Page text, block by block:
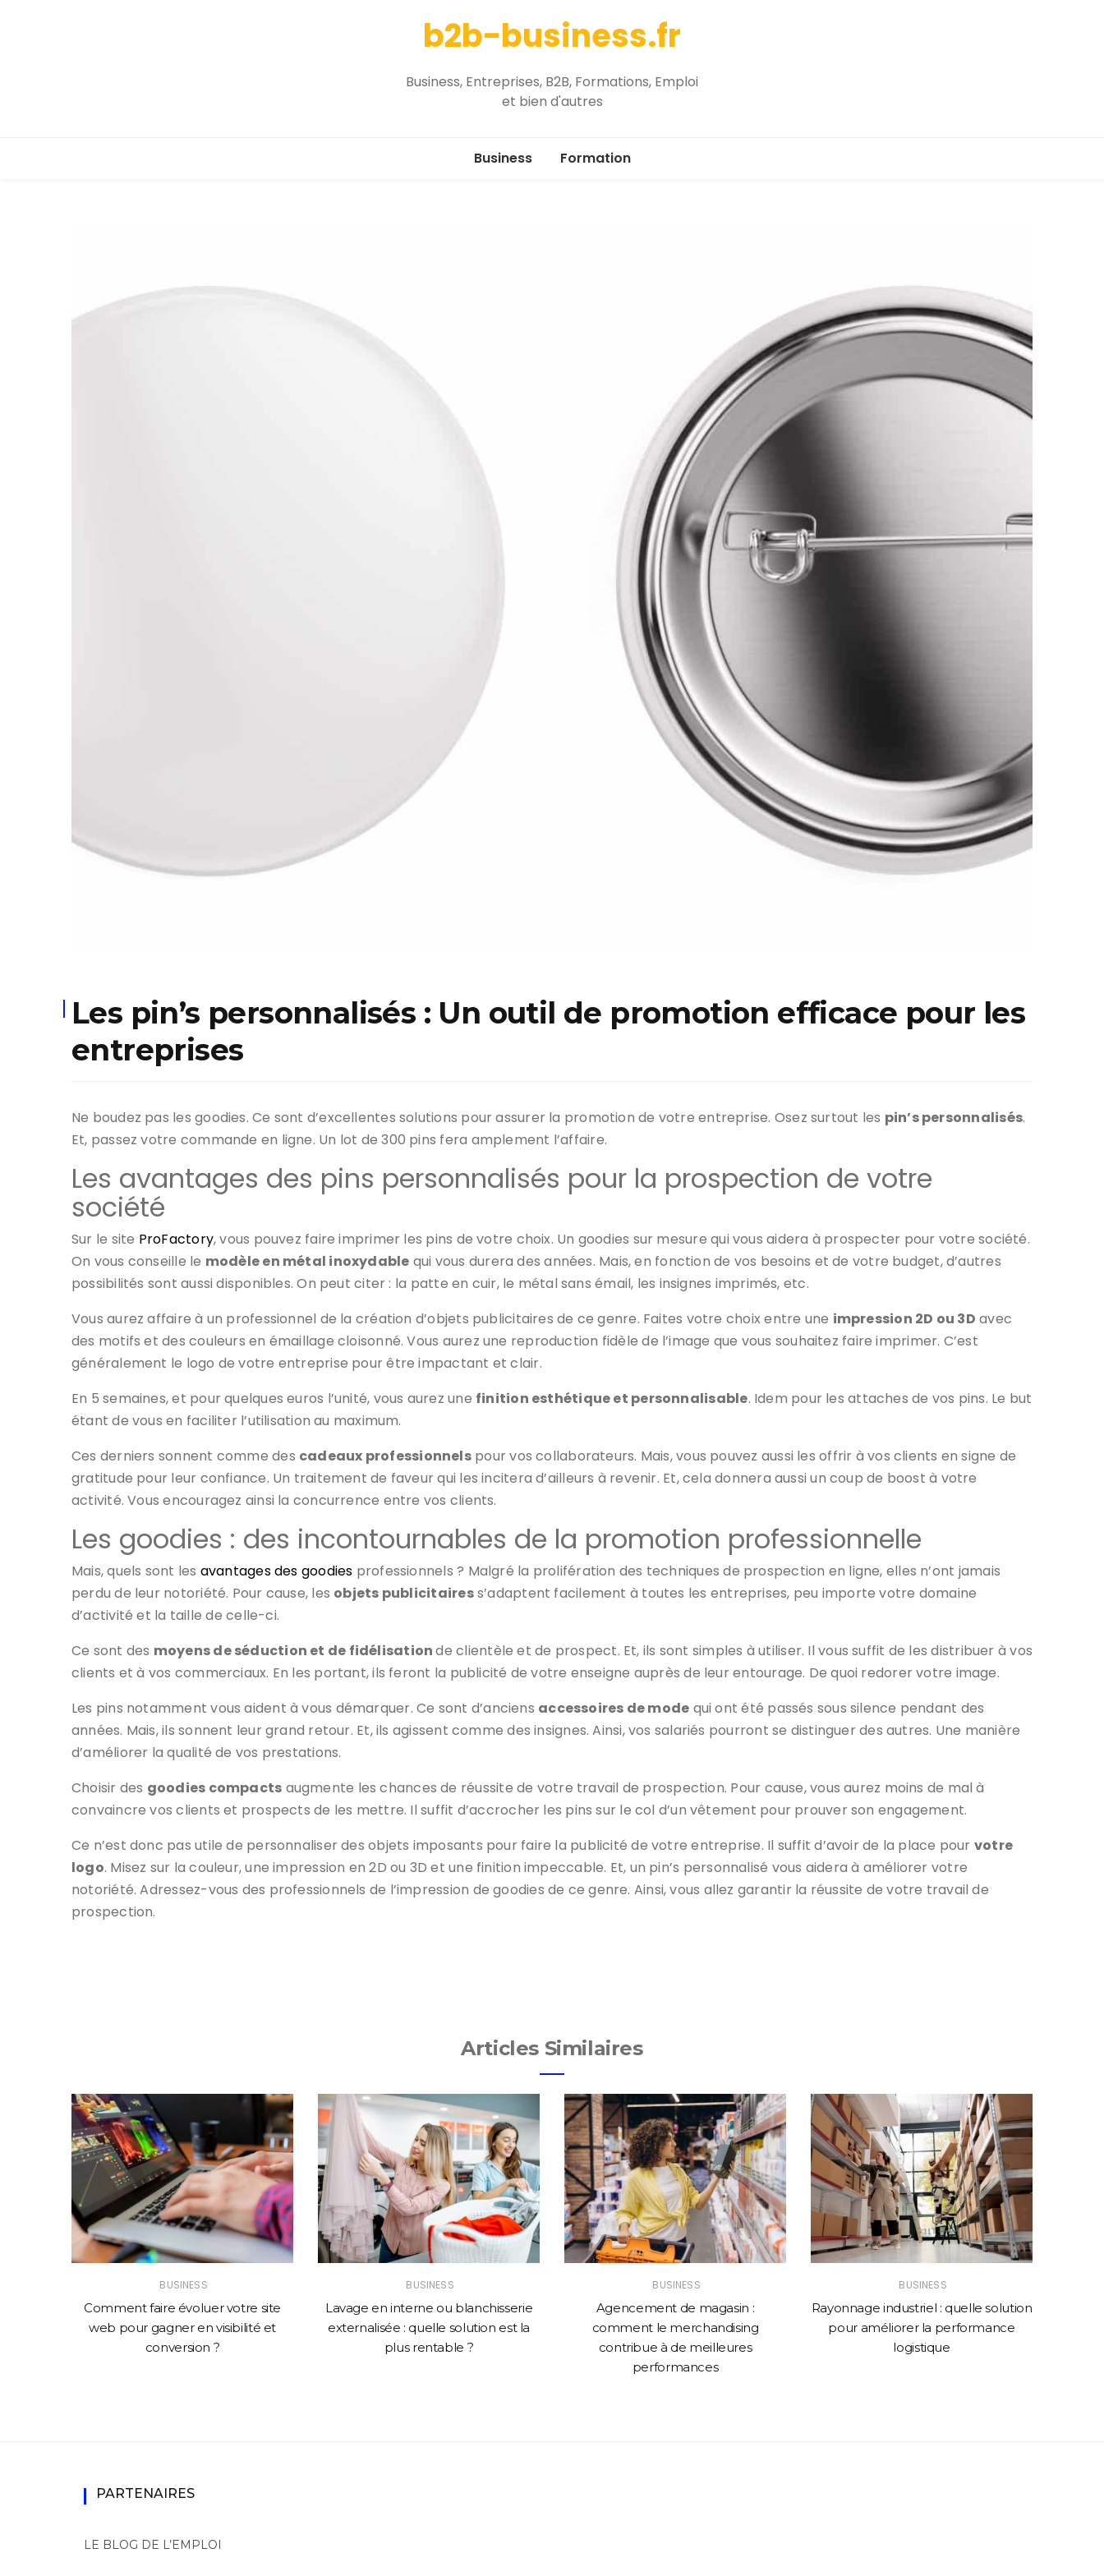
b2b-business.fr
Business, Entreprises, B2B, Formations, Emploi
et bien d'autres
Business Formation
Les pin’s personnalisés : Un outil de promotion efficace pour les
entreprises
Ne boudez pas les goodies. Ce sont d’excellentes solutions pour assurer la promotion de votre entreprise. Osez surtout les pin’s personnalisés.
Et, passez votre commande en ligne. Un lot de 300 pins fera amplement l’affaire.
Les avantages des pins personnalisés pour la prospection de votre
société
Sur le site ProFactory, vous pouvez faire imprimer les pins de votre choix. Un goodies sur mesure qui vous aidera à prospecter pour votre société.
On vous conseille le modèle en métal inoxydable qui vous durera des années. Mais, en fonction de vos besoins et de votre budget, d’autres
possibilités sont aussi disponibles. On peut citer : la patte en cuir, le métal sans émail, les insignes imprimés, etc.
Vous aurez affaire à un professionnel de la création d’objets publicitaires de ce genre. Faites votre choix entre une impression 2D ou 3D avec
des motifs et des couleurs en émaillage cloisonné. Vous aurez une reproduction fidèle de l’image que vous souhaitez faire imprimer. C’est
généralement le logo de votre entreprise pour être impactant et clair.
En 5 semaines, et pour quelques euros l’unité, vous aurez une finition esthétique et personnalisable. Idem pour les attaches de vos pins. Le but
étant de vous en faciliter l’utilisation au maximum.
Ces derniers sonnent comme des cadeaux professionnelspour vos collaborateurs. Mais, vous pouvez aussi les offrir à vos clients en signe de
gratitude pour leur confiance. Un traitement de faveur qui les incitera d’ailleurs à revenir. Et, cela donnera aussi un coup de boost à votre
activité. Vous encouragez ainsi la concurrence entre vos clients.
Les goodies : des incontournables de la promotion professionnelle
Mais, quels sont les avantages des goodies professionnels ? Malgré la prolifération des techniques de prospection en ligne, elles n’ont jamais
perdu de leur notoriété. Pour cause, les objets publicitairess’adaptent facilement à toutes les entreprises, peu importe votre domaine
d’activité et la taille de celle-ci.
Ce sont des moyens de séduction et de fidélisationde clientèle et de prospect. Et, ils sont simples à utiliser. Il vous suffit de les distribuer à vos
clients et à vos commerciaux. En les portant, ils feront la publicité de votre enseigne auprès de leur entourage. De quoi redorer votre image.
Les pins notamment vous aident à vous démarquer. Ce sont d’anciens accessoires de mode qui ont été passés sous silence pendant des
années. Mais, ils sonnent leur grand retour. Et, ils agissent comme des insignes. Ainsi, vos salariés pourront se distinguer des autres. Une manière
d’améliorer la qualité de vos prestations.
Choisir des goodies compacts augmente les chances de réussite de votre travail de prospection. Pour cause, vous aurez moins de mal à
convaincre vos clients et prospects de les mettre. Il suffit d’accrocher les pins sur le col d’un vêtement pour prouver son engagement.
Ce n’est donc pas utile de personnaliser des objets imposants pour faire la publicité de votre entreprise. Il suffit d’avoir de la place pour votre
logo. Misez sur la couleur, une impression en 2D ou 3D et une finition impeccable. Et, un pin’s personnalisé vous aidera à améliorer votre
notoriété. Adressez-vous des professionnels de l’impression de goodies de ce genre. Ainsi, vous allez garantir la réussite de votre travail de
prospection.
Articles Similaires
BUSINESS
Comment faire évoluer votre site
web pour gagner en visibilité et
conversion ?
BUSINESS
Lavage en interne ou blanchisserie
externalisée : quelle solution est la
plus rentable ?
BUSINESS
Agencement de magasin :
comment le merchandising
contribue à de meilleures
performances
BUSINESS
Rayonnage industriel : quelle solution
pour améliorer la performance
logistique
PARTENAIRES
LE BLOG DE L’EMPLOI